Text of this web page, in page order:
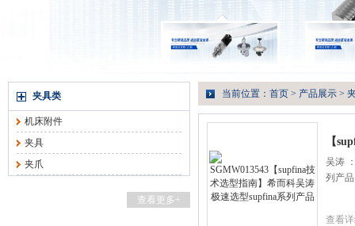
夹具类
机床附件
夹具
夹爪
查看更多+
当前位置： 首页 > 产品展示 >
【
吴涛
列产品
查看